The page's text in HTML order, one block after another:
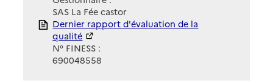
SAS La Fée castor
Rapport HAS
Dernier rapport d'évaluation de la
qualité
N° FINESS :
690048558